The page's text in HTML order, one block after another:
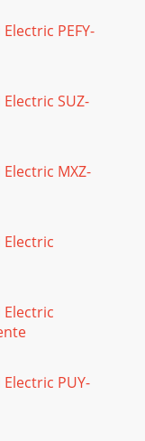
PEFY-
SUZ-
MXZ-
PUY-